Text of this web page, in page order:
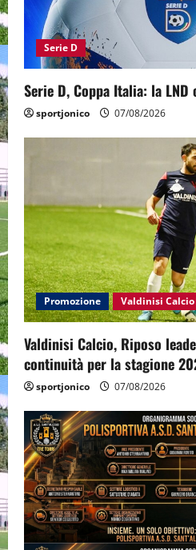
Serie D
Serie D, Coppa Italia: la
sportjonico 07/08/2026
Promozione Valdinisi
Valdinisi Calcio, Riposo
continuità per la stagione
sportjonico 07/08/2026